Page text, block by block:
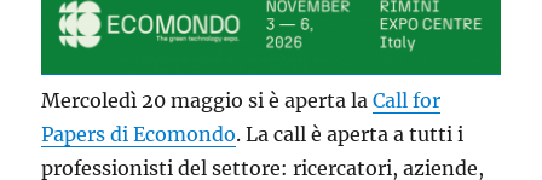
Mercoledì 20 maggio si è aperta laCall for
Papers di Ecomondo. La call è aperta a tutti i
professionisti del settore: ricercatori, aziende,